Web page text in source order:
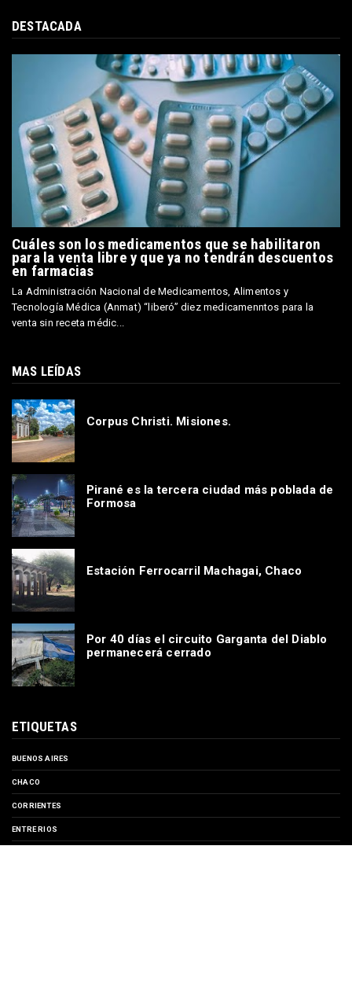
DESTACADA
Cuáles son los medicamentos que se habilitaron
para la venta libre y que ya no tendrán descuentos
en farmacias
La Administración Nacional de Medicamentos, Alimentos y
Tecnología Médica (Anmat) “liberó” diez medicamenntos para la
venta sin receta médic...
MAS LEÍDAS
Corpus Christi. Misiones.
Pirané es la tercera ciudad más poblada de
Formosa
Estación Ferrocarril Machagai, Chaco
Por 40 días el circuito Garganta del Diablo
permanecerá cerrado
ETIQUETAS
BUENOS AIRES
CHACO
CORRIENTES
ENTRE RIOS